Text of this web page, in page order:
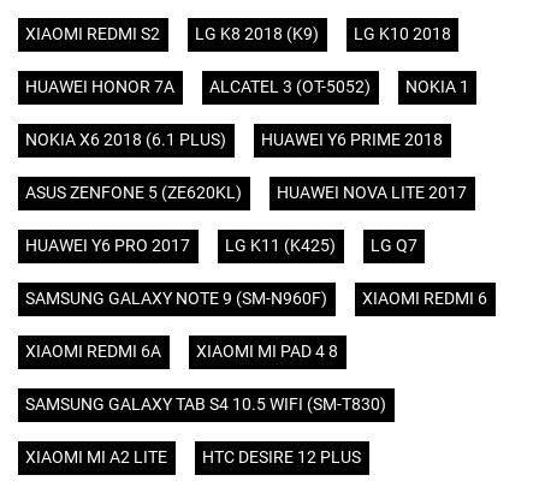
XIAOMI REDMI S2 LG K8 2018 (K9) LG K10 2018
HUAWEI HONOR 7A ALCATEL 3 (OT-5052) NOKIA 1
NOKIA X6 2018 (6.1 PLUS) HUAWEI Y6 PRIME 2018
ASUS ZENFONE 5 (ZE620KL) HUAWEI NOVA LITE 2017
HUAWEI Y6 PRO 2017 LG K11 (K425) LG Q7
SAMSUNG GALAXY NOTE 9 (SM-N960F) XIAOMI REDMI 6
XIAOMI REDMI 6A XIAOMI MI PAD 4 8
SAMSUNG GALAXY TAB S4 10.5 WIFI (SM-T830)
XIAOMI MI A2 LITE HTC DESIRE 12 PLUS